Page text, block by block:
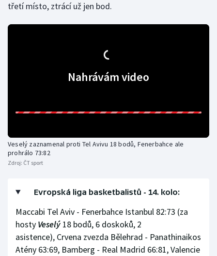
Lyže a snowboard
Olympijské hry
Plážový volejbal
Ragby
třetí místo, ztrácí už jen bod.
Nahrávám video
Veselý zaznamenal proti Tel Avivu 18 bodů, Fenerbahce ale
prohrálo 73:82
Zdroj: ČT sport
Evropská liga basketbalistů - 14. kolo:
Maccabi Tel Aviv - Fenerbahce Istanbul 82:73 (za
hosty Veselý 18 bodů, 6 doskoků, 2
asistence), Crvena zvezda Bělehrad - Panathinaikos
Atény 63:69, Bamberg - Real Madrid 66:81, Valencie